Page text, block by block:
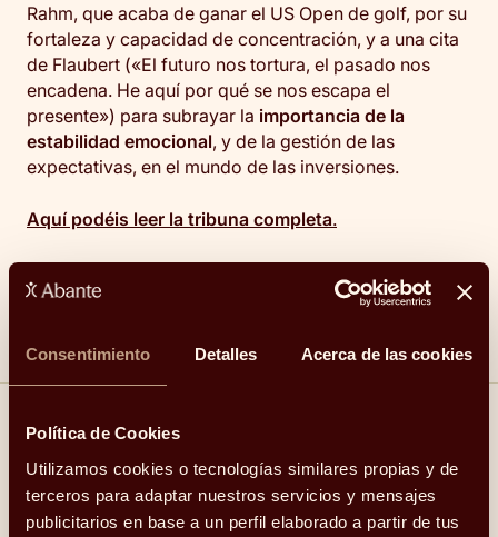
Consentimiento Detalles Acerca de las cookies
Política de Cookies
Utilizamos cookies o tecnologías similares propias y de
terceros para adaptar nuestros servicios y mensajes
publicitarios en base a un perfil elaborado a partir de tus
Rahm, que acaba de ganar el US Open de golf, por su
fortaleza y capacidad de concentración, y a una cita
de Flaubert («El futuro nos tortura, el pasado nos
encadena. He aquí por qué se nos escapa el
presente») para subrayar la importancia de la
estabilidad emocional, y de la gestión de las
expectativas, en el mundo de las inversiones.
Aquí podéis leer la tribuna completa.
Linkedin Facebook X Whatsapp Telegram Email